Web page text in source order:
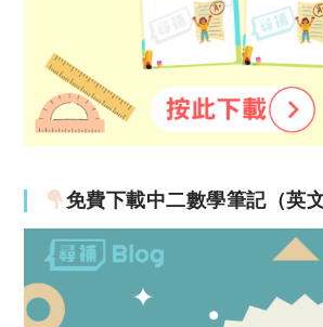
免費下載中二數學筆記（英文